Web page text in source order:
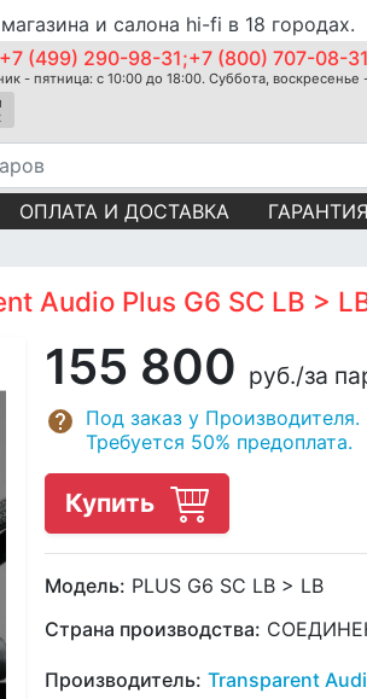
и салона hi-fi в 18 городах.
+7 (499) 290-98-31;+7 (800) 707-08-31
- пятница: с 10:00 до 18:00. Суббота,
ОПЛАТА И ДОСТАВКА
Audio Plus G6 SC LB >
155 800 руб./за
Под заказ у Производителя.
Требуется 50% предоплата.
Купить
Модель: PLUS G6 SC LB > LB
Страна производства:
Производитель: Transparent